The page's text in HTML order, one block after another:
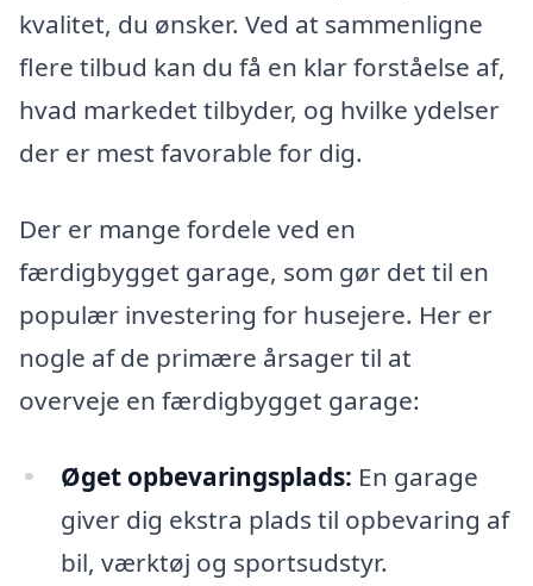
kvalitet, du ønsker. Ved at sammenligne
flere tilbud kan du få en klar forståelse af,
hvad markedet tilbyder, og hvilke ydelser
der er mest favorable for dig.
Der er mange fordele ved en
færdigbygget garage, som gør det til en
populær investering for husejere. Her er
nogle af de primære årsager til at
overveje en færdigbygget garage:
Øget opbevaringsplads: En garage
giver dig ekstra plads til opbevaring af
bil, værktøj og sportsudstyr.